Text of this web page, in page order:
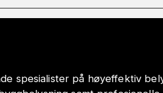
spesialister på høyeffektiv